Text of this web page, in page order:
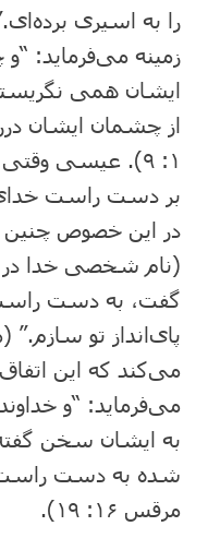
زمینه می‌فرماید:
ایشان همی
از چشمان ایشان
۱: ‏۹). عیسی
بر دست راست
در این خصوص
(نام شخصی خدا در
گفت، به دست
می‌کند که این
می‌فرماید: “و
به ایشان سخن
شده به دست
مرقس ۱۶: ‏۱۹).